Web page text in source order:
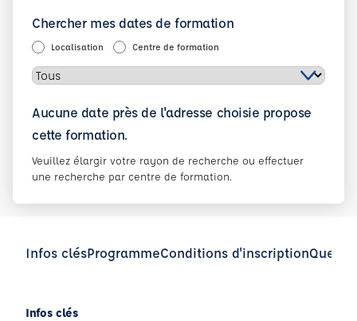
Chercher mes dates de formation
Localisation Centre de formation
Aucune date près de l'adresse choisie propose
cette formation.
Veuillez élargir votre rayon de recherche ou effectuer
une recherche par centre de formation.
Infos clésProgrammeConditions d'inscription
Infos clés